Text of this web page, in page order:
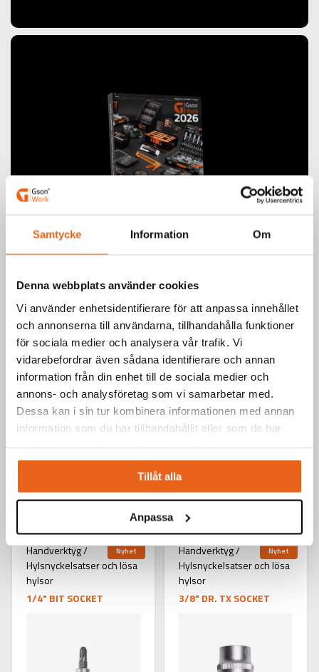
Samtycke Information Om
Denna webbplats använder cookies
Vi använder enhetsidentifierare för att anpassa innehållet
och annonserna till användarna, tillhandahålla funktioner
för sociala medier och analysera vår trafik. Vi
vidarebefordrar även sådana identifierare och annan
information från din enhet till de sociala medier och
annons- och analysföretag som vi samarbetar med.
Dessa kan i sin tur kombinera informationen med annan
information som du har tillhandahållit eller som de har
Tillåt alla
Anpassa
Är du återförsäljare och önskar beställa
årets produktkatalog? Välj antal så skickar
vi.
NYHETER
Nyhet
Handverktyg /
Hylsnyckelsatser och lösa
hylsor
1/4" BIT SOCKET
Nyhet
Handverktyg /
Hylsnyckelsatser och lösa
hylsor
3/8" DR. TX SOCKET